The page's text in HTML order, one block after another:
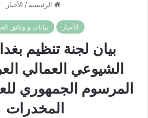
الرئيسية / الأخبار
الأخبار بيانات و وثائق
بيان لجنة تنظيم
الشيوعي العمالي
المرسوم الجمهوري
المخدرات